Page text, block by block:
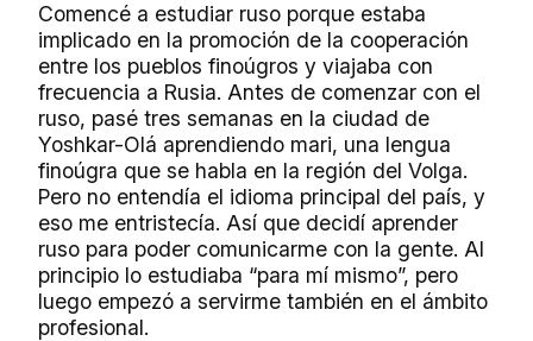
Comencé a estudiar ruso porque estaba
implicado en la promoción de la cooperación
entre los pueblos finoúgros y viajaba con
frecuencia a Rusia. Antes de comenzar con el
ruso, pasé tres semanas en la ciudad de
Yoshkar-Olá aprendiendo mari, una lengua
finoúgra que se habla en la región del Volga.
Pero no entendía el idioma principal del país, y
eso me entristecía. Así que decidí aprender
ruso para poder comunicarme con la gente. Al
principio lo estudiaba “para mí mismo”, pero
luego empezó a servirme también en el ámbito
profesional.